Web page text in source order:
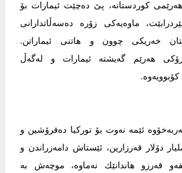
كوردستانە، پێ دەچێت ئیمارات بۆ
ماوەیەكی زۆرە دەسەڵاتدارانی
خەریكی چوون و هاتنی ئیماراتن.
هەرێم گەیشتە ئیمارات و لەگەڵ
ئێمە نەوت بۆ توركیا دەفرۆشین و
دۆلار قەرزارین، ئێستاش دامەزراندن و
قەرزو هاندانێك نەماوە، موچەش بە